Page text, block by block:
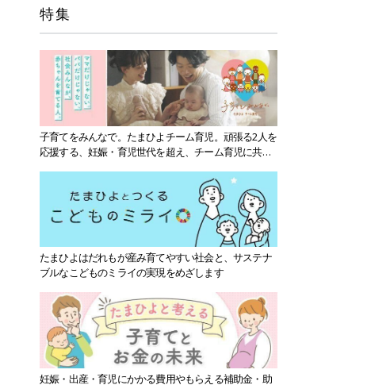
特集
子育てをみんなで。たまひよチーム育児。頑張る2人を
応援する、妊娠・育児世代を超え、チーム育児に共感
たまひよはだれもが産み育てやすい社会と、サステナ
ブルなこどものミライの実現をめざします
妊娠・出産・育児にかかる費用やもらえる補助金・助